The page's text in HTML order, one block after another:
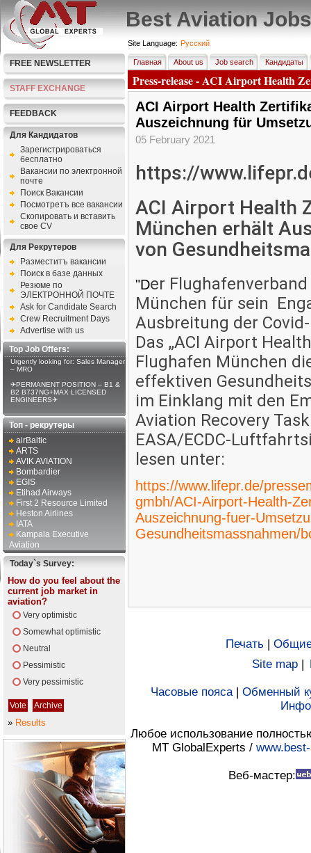
Best Aviation Jobs
FREE NEWSLETTER
STAFF EXCHANGE
FEEDBACK
Для Кандидатов
Зарегистрироваться
бесплатно
Bакансии по электронной
почте
Поиск Вакансии
Посмотретъ все вакансии
Скопировать и вставить
свое CV
Для Рекрутеров
Разместитъ вакансии
Поиск в базе данных
Резюме по
ЭЛЕКТРОННОЙ ПОЧТЕ
Ask for Candidate Search
Crew Recruitment Days
Advertise with us
Top Job Offers:
Urgently looking for: Sales Manager
– MRO
✈PERMANENT POSITION – B1 &
B2 B737NG+MAX LICENSED
ENGINEERS✈
Топ - рекрутеры
airBaltic
ARTS
AVIK AVIATION
Bombardier
EGIS
Etihad Airways
First 2 Resource Limited
Heston Airlines
IATA
Kampala Executive
Aviation
Today`s Survey:
How do you feel about the
current job market in
aviation?
Very optimistic
Somewhat optimistic
Neutral
Pessimistic
Very pessimistic
» Results
Site Language: Pусский
Главная About us Job search Кандидаты
Press-release - ACI Airport Health
ACI Airport Health
Auszeichnung für
05 February 2021
https://
ACI Airport Health
München erhält
von
"Der
München für sein
Ausbreitung der
Das „ACI Airport
Flughafen München
effektiven
im Einklang mit den
Aviation Recovery
EASA/ECDC-
lesen unter:
https://www.lifepr.de/
gmbh/ACI-Airport-Health-
Auszeichnung-fuer-
Gesundheitsmassnahmen/
Печать |
Site map |
Часовые пояса| Обменный
Любое использование
MT GlobalExperts /
Веб-мастер: